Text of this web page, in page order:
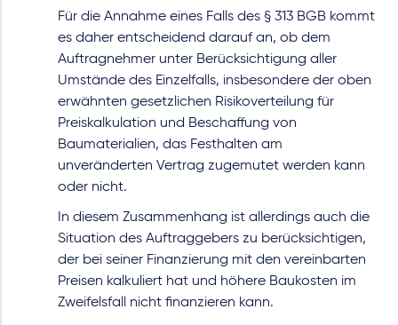
Für die Annahme eines Falls des § 313 BGB kommt
es daher entscheidend darauf an, ob dem
Auftragnehmer unter Berücksichtigung aller
Umstände des Einzelfalls, insbesondere der oben
erwähnten gesetzlichen Risikoverteilung für
Preiskalkulation und Beschaffung von
Baumaterialien, das Festhalten am
unveränderten Vertrag zugemutet werden kann
oder nicht.
In diesem Zusammenhang ist allerdings auch die
Situation des Auftraggebers zu berücksichtigen,
der bei seiner Finanzierung mit den vereinbarten
Preisen kalkuliert hat und höhere Baukosten im
Zweifelsfall nicht finanzieren kann.